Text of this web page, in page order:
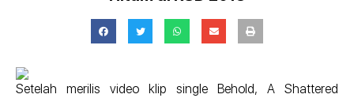
Setelah merilis video klip single Behold, A Shattered